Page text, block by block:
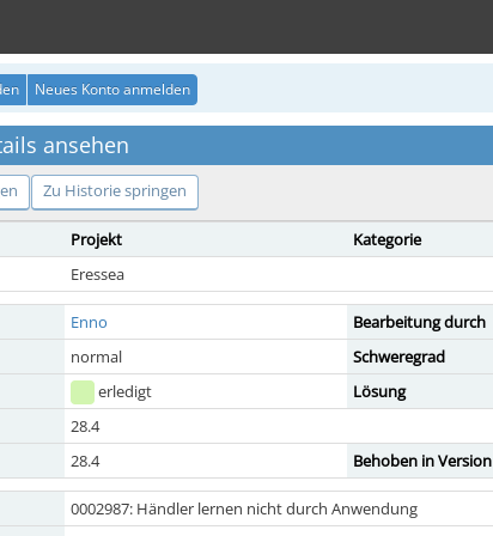
Neues Konto anmelden
ansehen
Zu Historie springen
Projekt Kategorie
Eressea
Enno Bearbeitung durch
normal Schweregrad
erledigt Lösung
28.4
28.4 Behoben in Version
0002987: Händler lernen nicht durch Anwendung